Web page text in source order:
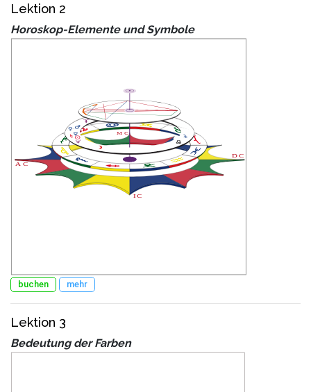
Lektion 2
Horoskop-Elemente und Symbole
buchen mehr
Lektion 3
Bedeutung der Farben